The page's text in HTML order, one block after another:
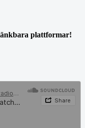
plattformar!